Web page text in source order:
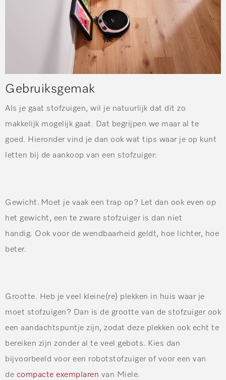
Gebruiksgemak
Als je gaat stofzuigen, wil je natuurlijk dat dit zo
makkelijk mogelijk gaat. Dat begrijpen we maar al te
goed. Hieronder vind je dan ook wat tips waar je op kunt
letten bij de aankoop van een stofzuiger:
Gewicht. Moet je vaak een trap op? Let dan ook even op
het gewicht, een te zware stofzuiger is dan niet
handig. Ook voor de wendbaarheid geldt, hoe lichter, hoe
beter.
Grootte. Heb je veel kleine(re) plekken in huis waar je
moet stofzuigen? Dan is de grootte van de stofzuiger ook
een aandachtspuntje zijn, zodat deze plekken ook echt te
bereiken zijn zonder al te veel gebots. Kies dan
bijvoorbeeld voor een robotstofzuiger of voor een van
de compacte exemplaren van Miele.